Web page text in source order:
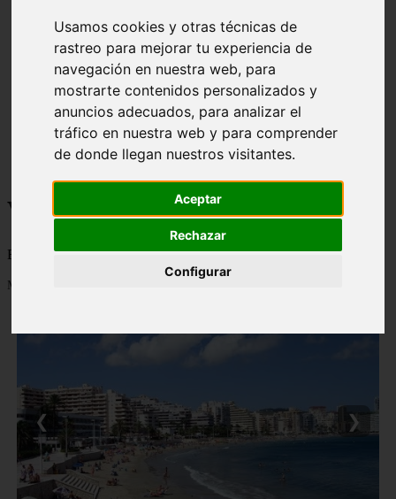
Usamos cookies y otras técnicas de
rastreo para mejorar tu experiencia de
navegación en nuestra web, para
mostrarte contenidos personalizados y
anuncios adecuados, para analizar el
tráfico en nuestra web y para comprender
de donde llegan nuestros visitantes.
Aceptar
Rechazar
Configurar
carmen
category
destinos
gijon
lanzarote
monumentos
naturaleza
san
Viajes a la Patagonia
Blog sobre la Patagonia en particular y sobre turismo en general
Mostrando 1 - 24 de 480 artículos
❮ ❯